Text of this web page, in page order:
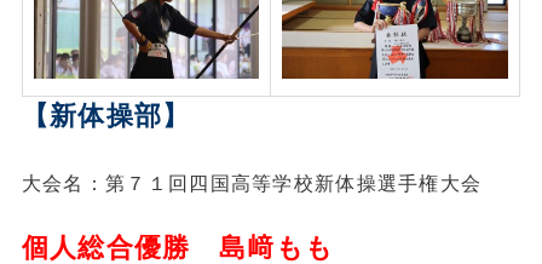
【新体操部】
大会名：第７１回四国高等学校新体操選手権大会
個人総合優勝 島﨑もも